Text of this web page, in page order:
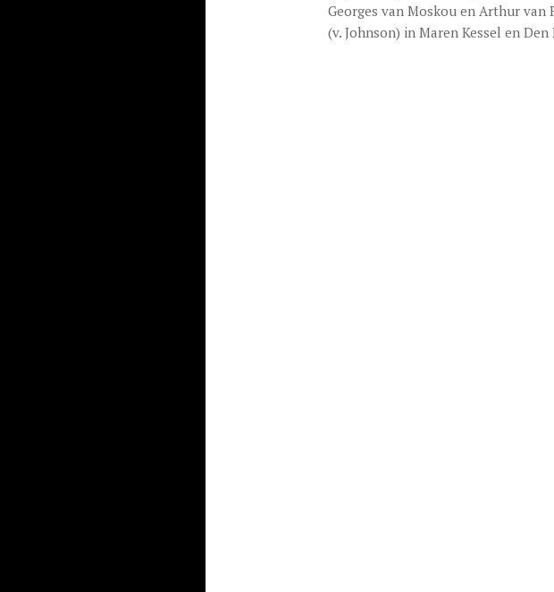
Georges van Moskou en Arthur van
(v. Johnson) in Maren Kessel en Den